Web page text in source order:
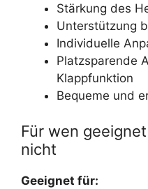
Stärkung des
Unterstützung
Individuelle
Platzsparende
Klappfunktion
Bequeme und
Für wen
nicht
Geeignet für: